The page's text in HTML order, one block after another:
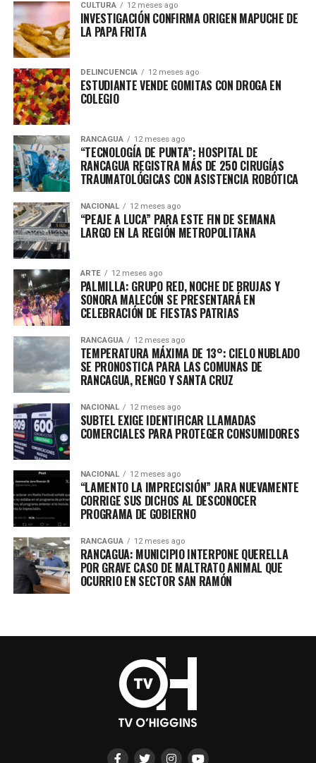
CULTURA 12 meses ago
INVESTIGACIÓN CONFIRMA ORIGEN MAPUCHE DE
LA PAPA FRITA
DELINCUENCIA 12 meses ago
ESTUDIANTE VENDE GOMITAS CON DROGA EN
COLEGIO
RANCAGUA 12 meses ago
“TECNOLOGÍA DE PUNTA”: HOSPITAL DE
RANCAGUA REGISTRA MÁS DE 250 CIRUGÍAS
TRAUMATOLÓGICAS CON ASISTENCIA ROBÓTICA
NACIONAL 12 meses ago
“PEAJE A LUCA” PARA ESTE FIN DE SEMANA
LARGO EN LA REGIÓN METROPOLITANA
ARTE 12 meses ago
PALMILLA: GRUPO RED, NOCHE DE BRUJAS Y
SONORA MALECÓN SE PRESENTARÁ EN
CELEBRACIÓN DE FIESTAS PATRIAS
RANCAGUA 12 meses ago
TEMPERATURA MÁXIMA DE 13°: CIELO NUBLADO
SE PRONOSTICA PARA LAS COMUNAS DE
RANCAGUA, RENGO Y SANTA CRUZ
NACIONAL 12 meses ago
SUBTEL EXIGE IDENTIFICAR LLAMADAS
COMERCIALES PARA PROTEGER CONSUMIDORES
NACIONAL 12 meses ago
“LAMENTO LA IMPRECISIÓN” JARA NUEVAMENTE
CORRIGE SUS DICHOS AL DESCONOCER
PROGRAMA DE GOBIERNO
RANCAGUA 12 meses ago
RANCAGUA: MUNICIPIO INTERPONE QUERELLA
POR GRAVE CASO DE MALTRATO ANIMAL QUE
OCURRIO EN SECTOR SAN RAMÓN